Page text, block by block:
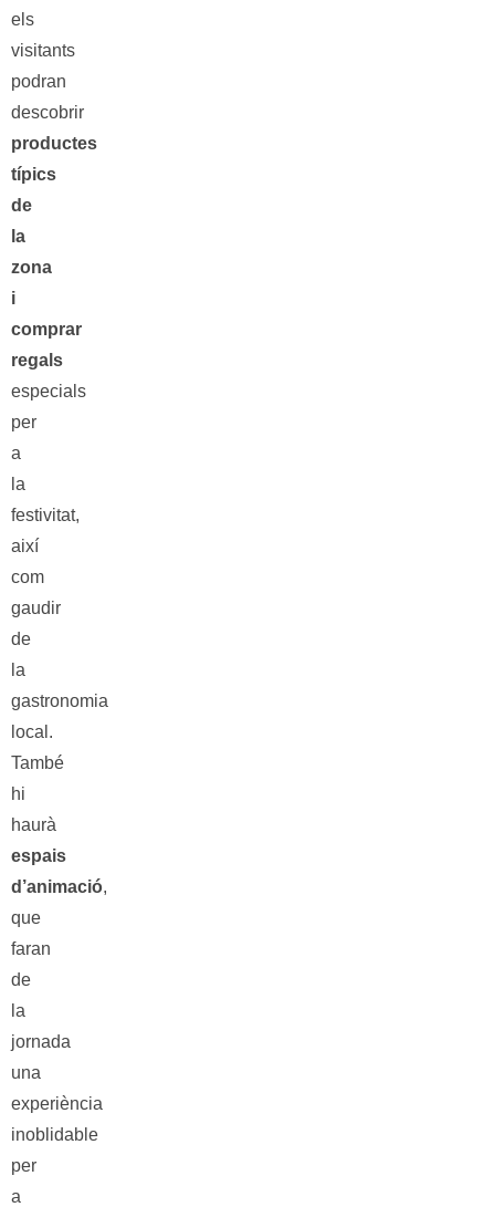
els
visitants
podran
descobrir
productes
típics
de
la
zona
i
comprar
regals
especials
per
a
la
festivitat,
així
com
gaudir
de
la
gastronomia
local.
També
hi
haurà
espais
d’animació,
que
faran
de
la
jornada
una
experiència
inoblidable
per
a